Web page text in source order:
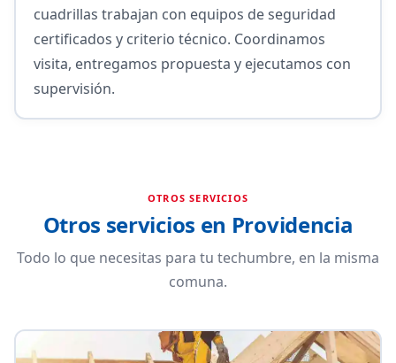
cuadrillas trabajan con equipos de seguridad
certificados y criterio técnico. Coordinamos
visita, entregamos propuesta y ejecutamos con
supervisión.
OTROS SERVICIOS
Otros servicios en Providencia
Todo lo que necesitas para tu techumbre, en la misma
comuna.